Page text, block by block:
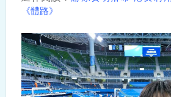
《體路》